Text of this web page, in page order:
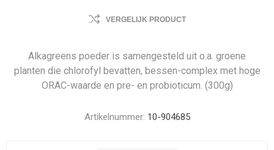
VERGELIJK PRODUCT
Alkagreens poeder is samengesteld uit o.a. groene
planten die chlorofyl bevatten, bessen-complex met hoge
ORAC-waarde en pre- en probioticum. (300g)
Artikelnummer: 10-904685